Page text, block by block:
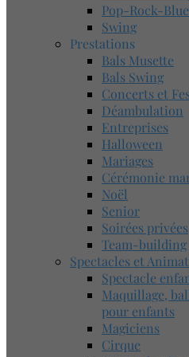
Pop-Rock-
Swing
Prestations
Bals Musette
Bals Swing
Concerts et
Déambulation
Entreprises
Halloween
Mariages
Cérémonie
Noël
Senior
Soirées privées
Team-building
Spectacles et
Spectacle
Maquillage,
pour enfants
Magiciens
Cirque